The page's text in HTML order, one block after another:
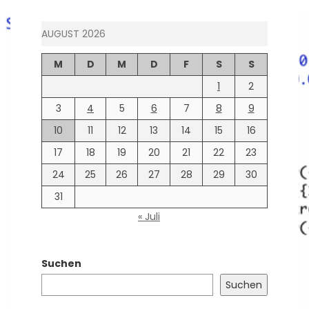
AUGUST 2026
M D M D F S
S
1
2
3
4 5 6 7 8
9
10
11 12 13 14 15
16
17
18 19 20 21 22
23
24
25 26 27 28 29
30
31
« Juli
Suchen
Suchen